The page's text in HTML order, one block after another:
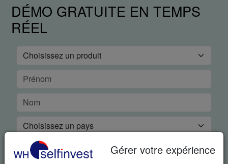
Gérer votre expérience
DÉMO GRATUITE EN TEMPS
RÉEL